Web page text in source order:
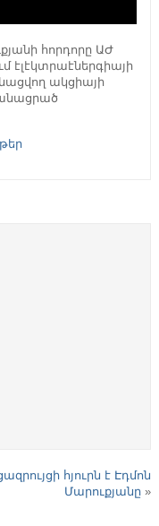
հորդորը ԱԺ
ակցիայի
հյուրն է Էդմոն
Մարուքյանը »